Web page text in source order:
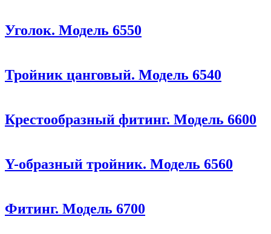
Уголок. Модель 6550
Тройник цанговый. Модель 6540
Крестообразный фитинг. Модель 6600
Y-образный тройник. Модель 6560
Фитинг. Модель 6700